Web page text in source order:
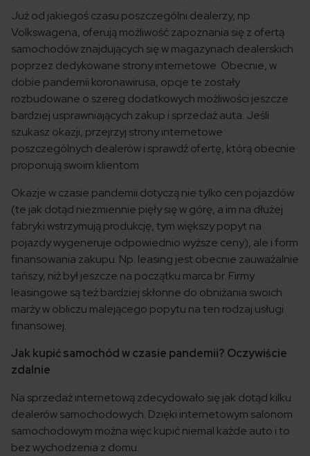
Już od jakiegoś czasu poszczególni dealerzy, np.
Volkswagena, oferują możliwość zapoznania się z ofertą
samochodów znajdujących się w magazynach dealerskich
poprzez dedykowane strony internetowe. Obecnie, w
dobie pandemii koronawirusa, opcje te zostały
rozbudowane o szereg dodatkowych możliwości jeszcze
bardziej usprawniających zakup i sprzedaż auta. Jeśli
szukasz okazji, przejrzyj strony internetowe
poszczególnych dealerów i sprawdź ofertę, którą obecnie
proponują swoim klientom.
Okazje w czasie pandemii dotyczą nie tylko cen pojazdów
(te jak dotąd niezmiennie pięły się w górę, a im na dłużej
fabryki wstrzymują produkcję, tym większy popyt na
pojazdy wygeneruje odpowiednio wyższe ceny), ale i form
finansowania zakupu. Np. leasing jest obecnie zauważalnie
tańszy, niż był jeszcze na początku marca br. Firmy
leasingowe są też bardziej skłonne do obniżania swoich
marży w obliczu malejącego popytu na ten rodzaj usługi
finansowej.
Jak kupić samochód w czasie pandemii? Oczywiście
zdalnie
Na sprzedaż internetową zdecydowało się jak dotąd kilku
dealerów samochodowych. Dzięki internetowym salonom
samochodowym można więc kupić niemal każde auto i to
bez wychodzenia z domu.